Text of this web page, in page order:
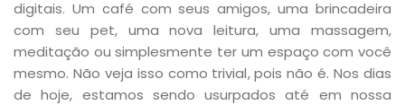
digitais. Um café com seus amigos, uma brincadeira
com seu pet, uma nova leitura, uma massagem,
meditação ou simplesmente ter um espaço com você
mesmo. Não veja isso como trivial, pois não é. Nos dias
de hoje, estamos sendo usurpados até em nossa